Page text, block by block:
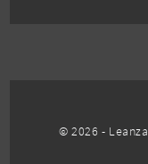
© 2026 -